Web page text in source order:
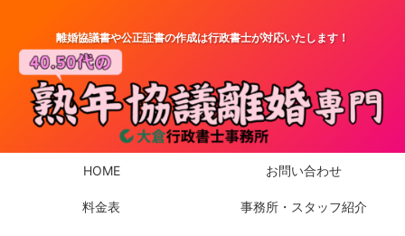
離婚協議書や公正証書の作成は行政書士が対応いたします！
HOME お問い合わせ
料金表 事務所・スタッフ紹介